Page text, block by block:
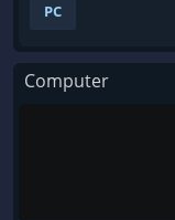
PC
Computer